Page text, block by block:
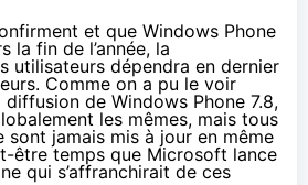
et que Windows Phone
la fin de l’année, la
utilisateurs dépendra en dernier
Comme on a pu le voir
de Windows Phone 7.8,
les mêmes, mais tous
sont jamais mis à jour en même
être temps que Microsoft lance
qui s’affranchirait de ces